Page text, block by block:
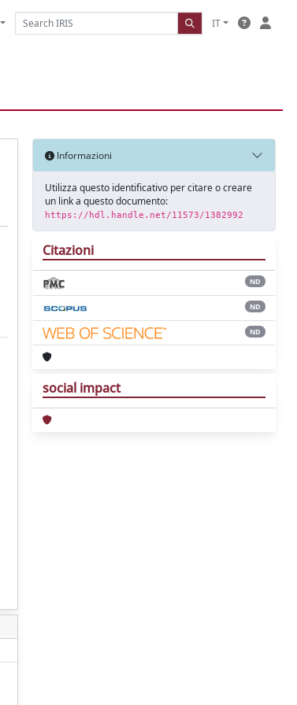
IT
Informazioni
Utilizza questo identificativo per citare o creare
un link a questo documento:
https://hdl.handle.net/11573/1382992
Citazioni
ND
ND
ND
social impact